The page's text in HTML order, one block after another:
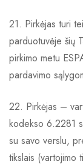
21. Pirkėjas turi
parduotuvėje šių
pirkimo metu
pardavimo
22. Pirkėjas –
kodekso 6.2281
su savo verslu,
tikslais (vartojimo